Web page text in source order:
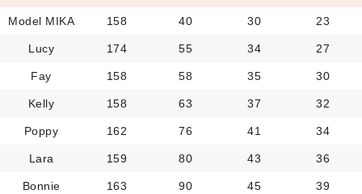
Model MIKA 158 40 30 23
Lucy 174 55 34 27
Fay 158 58 35 30
Kelly 158 63 37 32
Poppy 162 76 41 34
Lara 159 80 43 36
Bonnie 163 90 45 39